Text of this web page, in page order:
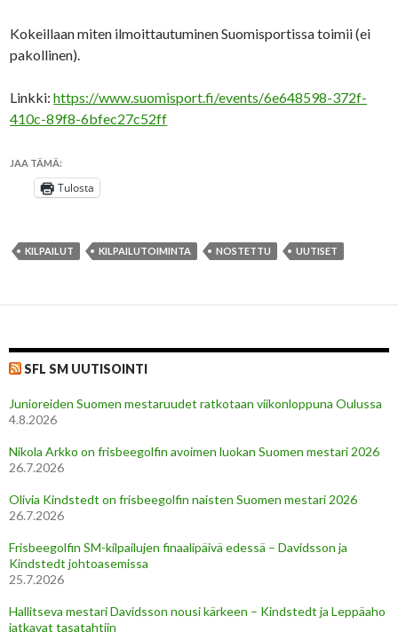
Kokeillaan miten ilmoittautuminen Suomisportissa toimii (ei
pakollinen).
Linkki:https://www.suomisport.fi/events/6e648598-372f-
410c-89f8-6bfec27c52ff
JAA TÄMÄ:
Tulosta
KILPAILUT KILPAILUTOIMINTA NOSTETTU UUTISET
SFL SM UUTISOINTI
Junioreiden Suomen mestaruudet ratkotaan viikonloppuna Oulussa
4.8.2026
Nikola Arkko on frisbeegolfin avoimen luokan Suomen mestari 2026
26.7.2026
Olivia Kindstedt on frisbeegolfin naisten Suomen mestari 2026
26.7.2026
Frisbeegolfin SM-kilpailujen finaalipäivä edessä – Davidsson ja
Kindstedt johtoasemissa
25.7.2026
Hallitseva mestari Davidsson nousi kärkeen – Kindstedt ja Leppäaho
jatkavat tasatahtiin